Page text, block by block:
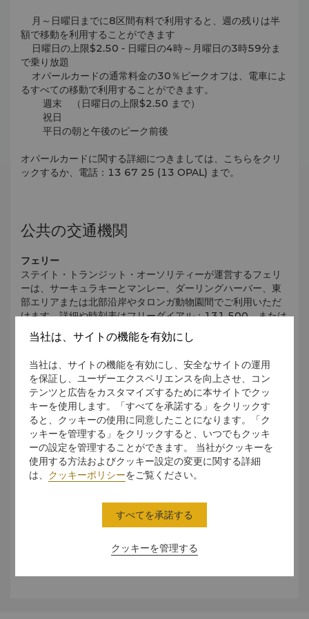
月～日曜日までに8区間有料で利用すると、週の残りは半
額で移動を利用することができます
日曜日の上限$2.50 - 日曜日の4時～月曜日の3時59分ま
で乗り放題
オパールカードの通常料金の30％ピークオフは、電車によ
るすべての移動で利用することができます。
週末 （日曜日の上限$2.50 まで）
祝日
平日の朝と午後のピーク前後
オパールカードに関する詳細につきましては、こちらをクリ
ックするか、電話：13 67 25 (13 OPAL) まで。
公共の交通機関
フェリー
ステイト・トランジット・オーソリティーが運営するフェリ
ーは、サーキュラキーとマンレー、ダーリングハーバー、東
部エリアまたは北部沿岸やタロンガ動物園間でご利用いただ
けます。詳細や時刻表はフリーダイアル：131 500、または
ウェブサイト（英語）（ http://www.131500.com.au/
から確認いただけます。
ライトレール
シドニーで最も新しい交通機関のライトレールは、シドニー
市内から、フィッシュマーケット、ダーリングハーバーやス
ターシティへのアクセスに非常に便利です。
バス
ニューサウスウェールス州が運営するシドニーバスとニュー
キャッスルバスサービスのバスをご利用いただけます。時刻
表はフリーダイアル：131 500またはウェブサイト（英語）
す。大多数のバスは前払いのみご利用可能です。中央駅エリ
アに乗車券販売機が設置されています。
また、シドニーエクスプロアラーやボンダイエクスプロアラ
当社は、サイトの機能を有効にし
当社は、サイトの機能を有効にし、安全なサイトの運用
を保証し、ユーザーエクスペリエンスを向上させ、コン
テンツと広告をカスタマイズするために本サイトでクッ
キーを使用します。「すべてを承諾する」をクリックす
ると、クッキーの使用に同意したことになります。「ク
ッキーを管理する」をクリックすると、いつでもクッキ
ーの設定を管理することができます。 当社がクッキーを
使用する方法およびクッキー設定の変更に関する詳細
は、 クッキーポリシーをご覧ください。
クッキーを管理する
すべてを承諾する